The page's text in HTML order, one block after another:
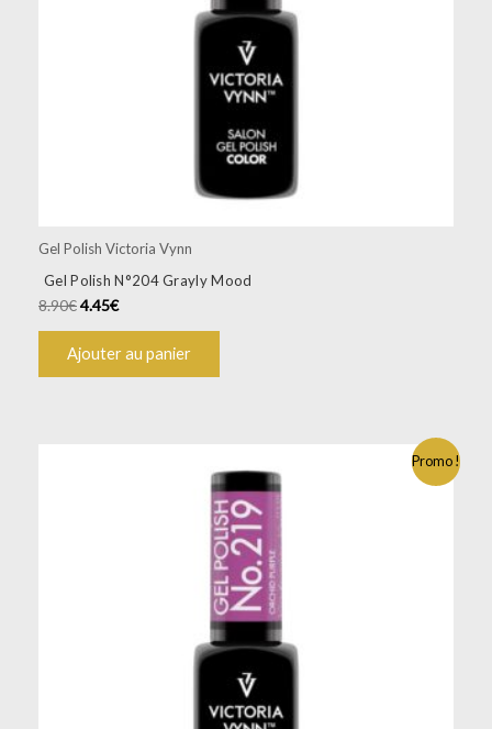
Gel Polish Victoria Vynn
Gel Polish N°204 Grayly Mood
8.90€4.45€
Ajouter au panier
Promo !